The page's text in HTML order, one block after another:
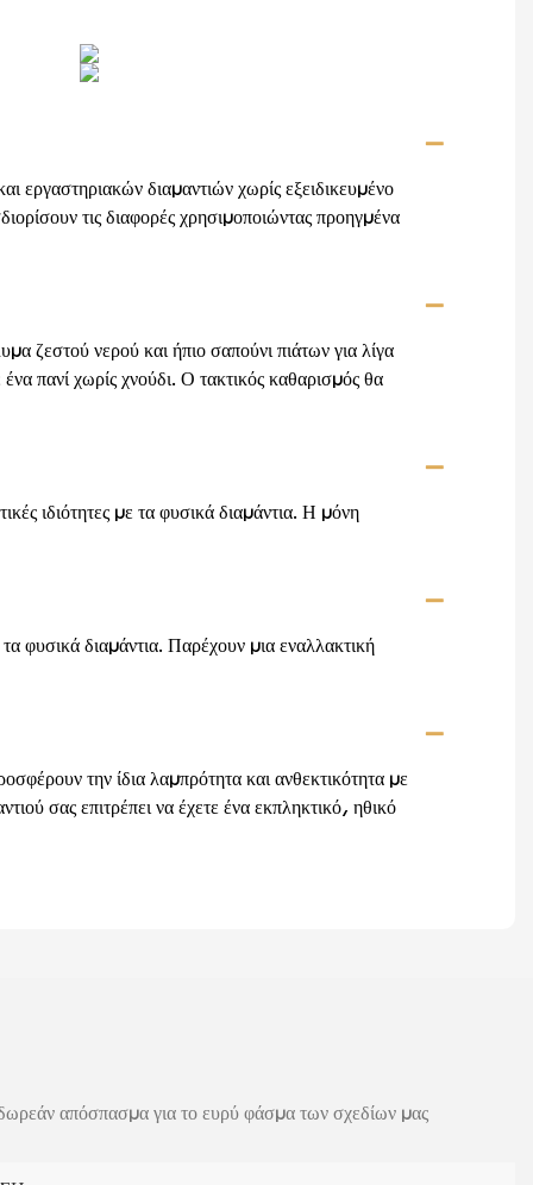
εργαστηριακών διαμαντιών χωρίς εξειδικευμένο
τις διαφορές χρησιμοποιώντας προηγμένα
ζεστού νερού και ήπιο σαπούνι πιάτων για λίγα
πανί χωρίς χνούδι. Ο τακτικός καθαρισμός θα
ιδιότητες με τα φυσικά διαμάντια. Η μόνη
φυσικά διαμάντια. Παρέχουν μια εναλλακτική
την ίδια λαμπρότητα και ανθεκτικότητα με
σας επιτρέπει να έχετε ένα εκπληκτικό, ηθικό
απόσπασμα για το ευρύ φάσμα των σχεδίων μας